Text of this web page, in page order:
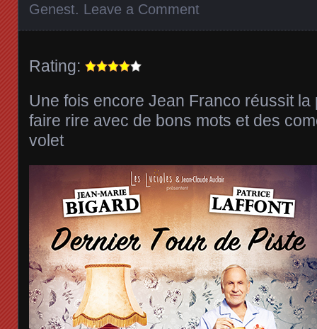
Genest. Leave a Comment
Rating:
Une fois encore Jean Franco réussit
faire rire avec de bons mots et des
volet